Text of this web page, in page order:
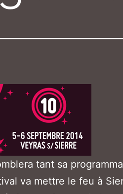
tant sa
va mettre le feu à